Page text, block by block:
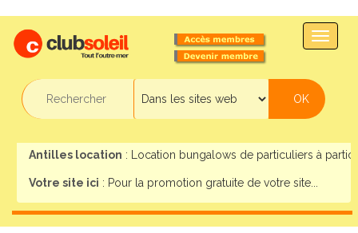
Antilles location : Location bungalows de particuliers à
Votre site ici : Pour la promotion gratuite de votre site...